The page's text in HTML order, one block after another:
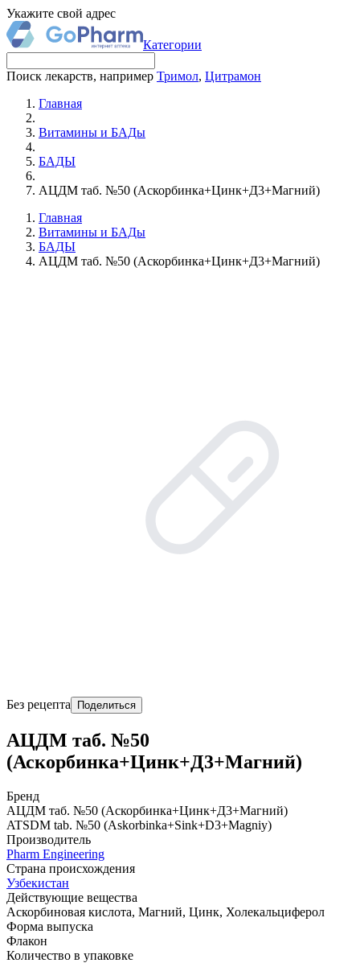
Укажите свой адрес
Категории
Поиск лекарств, например Тримол, Цитрамон
Главная
Витамины и БАДы
БАДЫ
АЦДМ таб. №50 (Аскорбинка+Цинк+Д3+Магний)
Главная
Витамины и БАДы
БАДЫ
АЦДМ таб. №50 (Аскорбинка+Цинк+Д3+Магний)
Без рецепта Поделиться
АЦДМ таб. №50
(Аскорбинка+Цинк+Д3+Магний)
Бренд
АЦДМ таб. №50 (Аскорбинка+Цинк+Д3+Магний)
ATSDM tab. №50 (Askorbinka+Sink+D3+Magniy)
Производитель
Pharm Engineering
Страна происхождения
Узбекистан
Действующие вещества
Аскорбиновая кислота, Магний, Цинк, Холекальциферол
Форма выпуска
Флакон
Количество в упаковке